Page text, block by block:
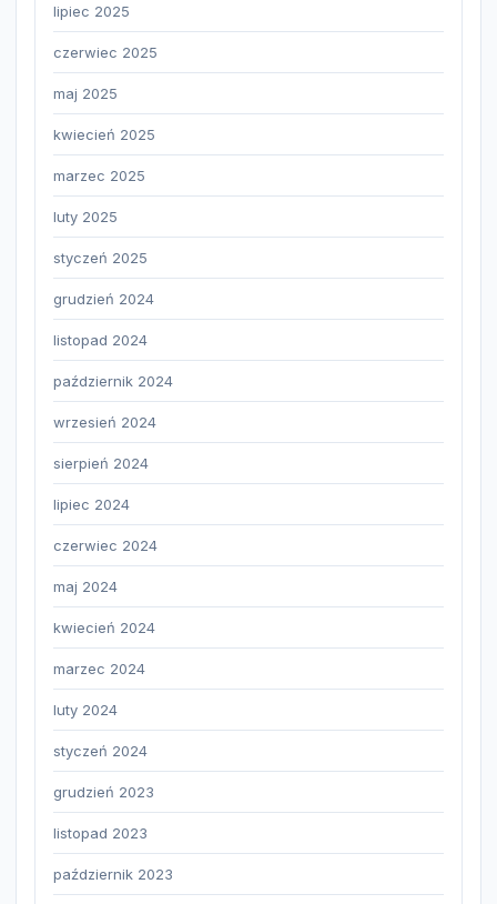
lipiec 2025
czerwiec 2025
maj 2025
kwiecień 2025
marzec 2025
luty 2025
styczeń 2025
grudzień 2024
listopad 2024
październik 2024
wrzesień 2024
sierpień 2024
lipiec 2024
czerwiec 2024
maj 2024
kwiecień 2024
marzec 2024
luty 2024
styczeń 2024
grudzień 2023
listopad 2023
październik 2023